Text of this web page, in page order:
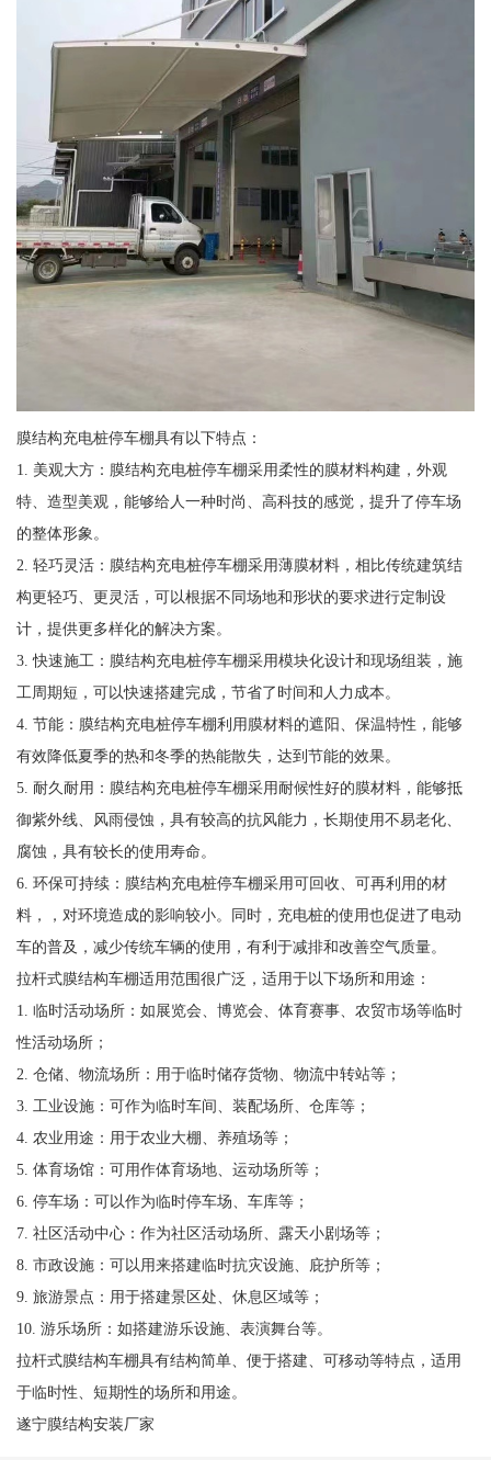
膜结构充电桩停车棚具有以下特点：
1. 美观大方：膜结构充电桩停车棚采用柔性的膜材料构建，外观
特、造型美观，能够给人一种时尚、高科技的感觉，提升了停车场
的整体形象。
2. 轻巧灵活：膜结构充电桩停车棚采用薄膜材料，相比传统建筑结
构更轻巧、更灵活，可以根据不同场地和形状的要求进行定制设
计，提供更多样化的解决方案。
3. 快速施工：膜结构充电桩停车棚采用模块化设计和现场组装，施
工周期短，可以快速搭建完成，节省了时间和人力成本。
4. 节能：膜结构充电桩停车棚利用膜材料的遮阳、保温特性，能够
有效降低夏季的热和冬季的热能散失，达到节能的效果。
5. 耐久耐用：膜结构充电桩停车棚采用耐候性好的膜材料，能够抵
御紫外线、风雨侵蚀，具有较高的抗风能力，长期使用不易老化、
腐蚀，具有较长的使用寿命。
6. 环保可持续：膜结构充电桩停车棚采用可回收、可再利用的材
料，，对环境造成的影响较小。同时，充电桩的使用也促进了电动
车的普及，减少传统车辆的使用，有利于减排和改善空气质量。
拉杆式膜结构车棚适用范围很广泛，适用于以下场所和用途：
1. 临时活动场所：如展览会、博览会、体育赛事、农贸市场等临时
性活动场所；
2. 仓储、物流场所：用于临时储存货物、物流中转站等；
3. 工业设施：可作为临时车间、装配场所、仓库等；
4. 农业用途：用于农业大棚、养殖场等；
5. 体育场馆：可用作体育场地、运动场所等；
6. 停车场：可以作为临时停车场、车库等；
7. 社区活动中心：作为社区活动场所、露天小剧场等；
8. 市政设施：可以用来搭建临时抗灾设施、庇护所等；
9. 旅游景点：用于搭建景区处、休息区域等；
10. 游乐场所：如搭建游乐设施、表演舞台等。
拉杆式膜结构车棚具有结构简单、便于搭建、可移动等特点，适用
于临时性、短期性的场所和用途。
遂宁膜结构安装厂家